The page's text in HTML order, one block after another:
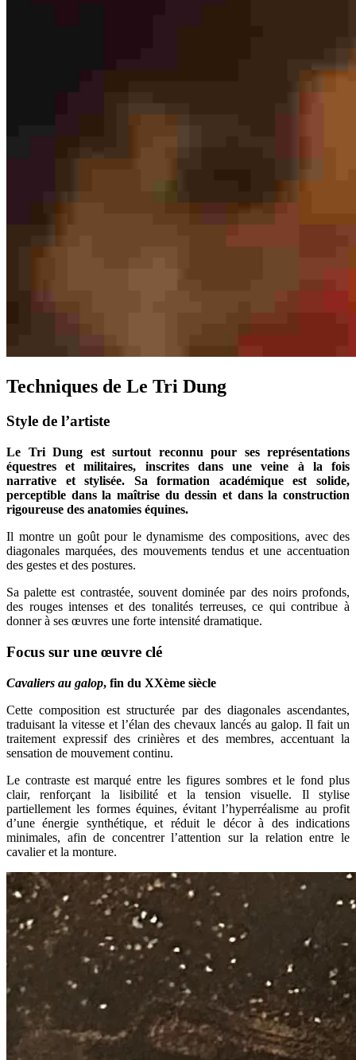
Techniques de Le Tri Dung
Style de l’artiste
Le Tri Dung est surtout reconnu pour ses représentations
équestres et militaires, inscrites dans une veine à la fois
narrative et stylisée. Sa formation académique est solide,
perceptible dans la maîtrise du dessin et dans la construction
rigoureuse des anatomies équines.
Il montre un goût pour le dynamisme des compositions, avec des
diagonales marquées, des mouvements tendus et une accentuation
des gestes et des postures.
Sa palette est contrastée, souvent dominée par des noirs profonds,
des rouges intenses et des tonalités terreuses, ce qui contribue à
donner à ses œuvres une forte intensité dramatique.
Focus sur une œuvre clé
Cavaliers au galop, fin du XXème siècle
Cette composition est structurée par des diagonales ascendantes,
traduisant la vitesse et l’élan des chevaux lancés au galop. Il fait un
traitement expressif des crinières et des membres, accentuant la
sensation de mouvement continu.
Le contraste est marqué entre les figures sombres et le fond plus
clair, renforçant la lisibilité et la tension visuelle. Il stylise
partiellement les formes équines, évitant l’hyperréalisme au profit
d’une énergie synthétique, et réduit le décor à des indications
minimales, afin de concentrer l’attention sur la relation entre le
cavalier et la monture.